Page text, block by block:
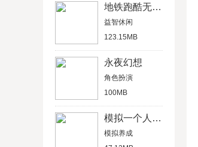
地铁跑酷无限金币版
益智休闲
123.15MB
永夜幻想
角色扮演
100MB
模拟一个人一生
模拟养成